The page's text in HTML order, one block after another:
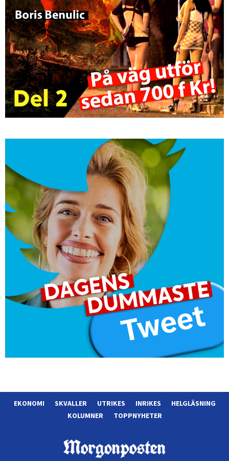
EKONOMI SKVALLER UTRIKES INRIKES
HELGLÄSNING
KOLUMNER
TOPPNYHETER